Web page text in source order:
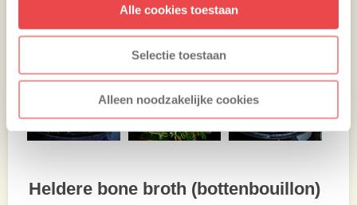
Alle cookies toestaan
Selectie toestaan
Alleen noodzakelijke cookies
Heldere bone broth (bottenbouillon)